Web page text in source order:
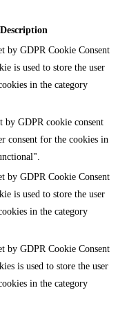
Description
by GDPR Cookie Consent
is used to store the user
in the category
by GDPR cookie consent
consent for the cookies in
by GDPR Cookie Consent
is used to store the user
in the category
by GDPR Cookie Consent
is used to store the user
in the category